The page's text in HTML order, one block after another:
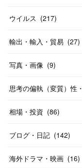
ウイルス (217)
輸出・輸入・貿易 (27)
写真・画像 (9)
思考の偏執（変質）性
相場・投資 (86)
ブログ・日記 (142)
海外ドラマ・映画 (16)